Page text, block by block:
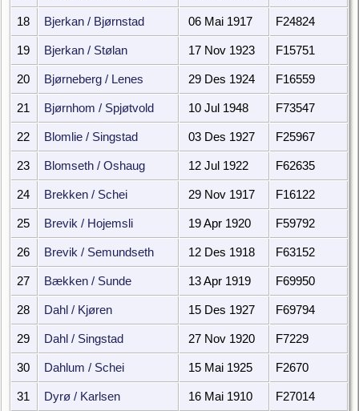
18 Bjerkan / Bjørnstad 06 Mai 1917 F24824
19 Bjerkan / Stølan 17 Nov 1923 F15751
20 Bjørneberg / Lenes 29 Des 1924 F16559
21 Bjørnhom / Spjøtvold 10 Jul 1948 F73547
22 Blomlie / Singstad 03 Des 1927 F25967
23 Blomseth / Oshaug 12 Jul 1922 F62635
24 Brekken / Schei 29 Nov 1917 F16122
25 Brevik / Hojemsli 19 Apr 1920 F59792
26 Brevik / Semundseth 12 Des 1918 F63152
27 Bækken / Sunde 13 Apr 1919 F69950
28 Dahl / Kjøren 15 Des 1927 F69794
29 Dahl / Singstad 27 Nov 1920 F7229
30 Dahlum / Schei 15 Mai 1925 F2670
31 Dyrø / Karlsen 16 Mai 1910 F27014